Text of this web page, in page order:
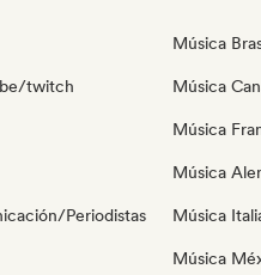
twitch
Periodistas
Música
Música
Música
Música
Música
Música